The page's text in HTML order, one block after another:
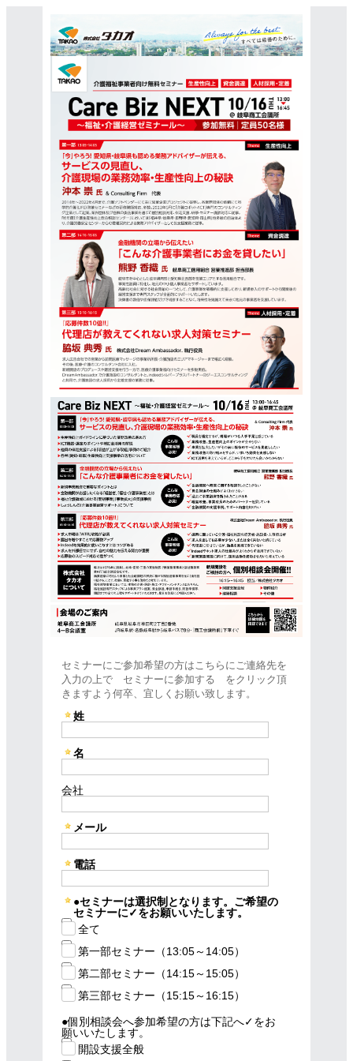
セミナーにご参加希望の方はこちらにご連絡先を
入力の上で セミナーに参加する をクリック頂
きますよう何卒、宜しくお願い致します。
姓
名
会社
メール
電話
●セミナーは選択制となります。ご希望の
セミナーに✓をお願いいたします。
全て
第一部セミナー（13:05～14:05）
第二部セミナー（14:15～15:05）
第三部セミナー（15:15～16:15）
●個別相談会へ参加希望の方は下記へ✓をお
願いいたします。
開設支援全般